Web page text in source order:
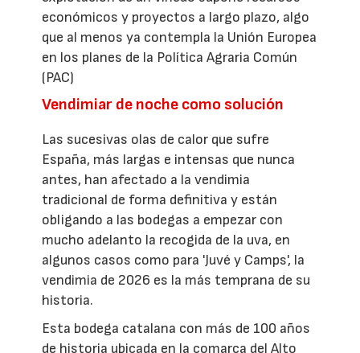
económicos y proyectos a largo plazo, algo
que al menos ya contempla la Unión Europea
en los planes de la Política Agraria Común
(PAC)
Vendimiar de noche como solución
Las sucesivas olas de calor que sufre
España, más largas e intensas que nunca
antes, han afectado a la vendimia
tradicional de forma definitiva y están
obligando a las bodegas a empezar con
mucho adelanto la recogida de la uva, en
algunos casos como para 'Juvé y Camps', la
vendimia de 2026 es la más temprana de su
historia.
Esta bodega catalana con más de 100 años
de historia ubicada en la comarca del Alto